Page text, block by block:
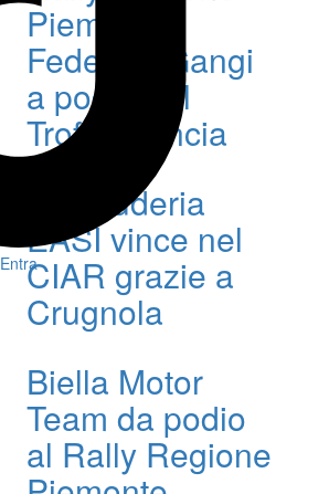
Entra
Piemonte:
Federico Gangi
a podio nel
Trofeo Lancia
La Scuderia
EASI vince nel
CIAR grazie a
Crugnola
Biella Motor
Team da podio
al Rally Regione